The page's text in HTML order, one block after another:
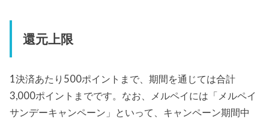
還元上限
1決済あたり500ポイントまで、期間を通じては合計
3,000ポイントまでです。なお、メルペイには「メルペイ
サンデーキャンペーン」といって、キャンペーン期間中